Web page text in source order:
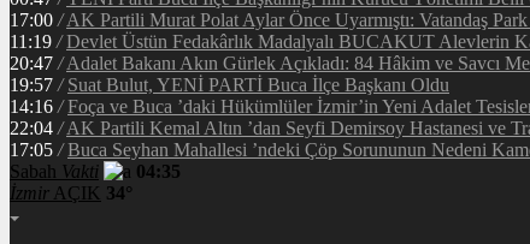
17:00 / AK Partili Murat Polat Aylar Önce Uyarmıştı: Vatandaş
11:19 / Devlet Üstün Fedakârlık Madalyalı BUCAKUT Alevlerin
20:47 / Adalet Bakanı Akın Gürlek Açıkladı: 84 Hâkim ve Savcı
19:57 / Suat Bulut, YENİ PARTİ Buca İlçe Başkanı Oldu
14:16 / Foça ve Buca ’daki Hükümlüler İzmir’in Yeni Adalet
22:04 / AK Partili Kemal Altın ’dan Seyfi Demirsoy Hastanesi ve
17:05 / Buca Seyhan Mahallesi ’ndeki Çöp Sorununun Nedeni
Sabah Vakti
04:35
İzmir AÇIK 34°